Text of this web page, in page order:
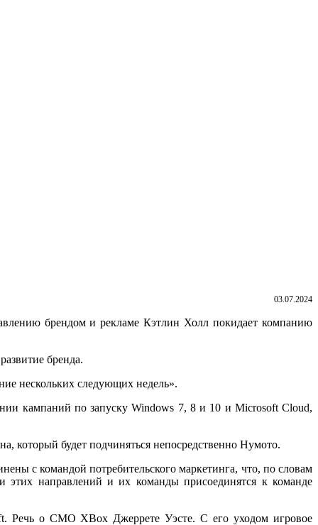
03.07.2024
брендом и рекламе Кэтлин Холл покидает компанию
бренда.
нескольких следующих недель».
кампаний по запуску Windows 7, 8 и 10 и Microsoft Cloud,
который будет подчиняться непосредственно Нумото.
с командой потребительского маркетинга, что, по словам
этих направлений и их команды присоединятся к команде
Речь о CMO XBox Джеррете Уэсте. С его уходом игровое